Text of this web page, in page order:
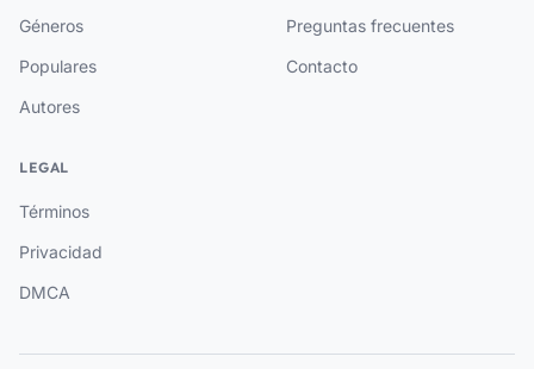
Géneros
Populares
Autores
Preguntas frecuentes
Contacto
LEGAL
Términos
Privacidad
DMCA